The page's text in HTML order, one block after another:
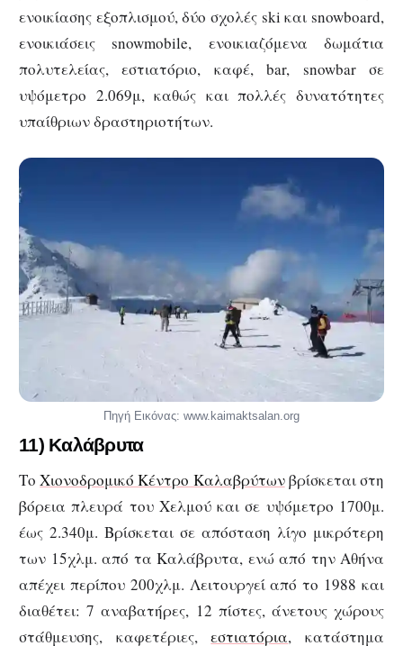
ενοικίασης εξοπλισμού, δύο σχολές ski και snowboard,
ενοικιάσεις snowmobile, ενοικιαζόμενα δωμάτια
πολυτελείας, εστιατόριο, καφέ, bar, snowbar σε
υψόμετρο 2.069μ, καθώς και πολλές δυνατότητες
υπαίθριων δραστηριοτήτων.
Πηγή Εικόνας: www.kaimaktsalan.org
11) Καλάβρυτα
ΤοΧιονοδρομικό Κέντρο Καλαβρύτωνβρίσκεται στη
βόρεια πλευρά του Χελμού και σε υψόμετρο 1700μ.
έως 2.340μ. Βρίσκεται σε απόσταση λίγο μικρότερη
των 15χλμ. από τα Καλάβρυτα, ενώ από την Αθήνα
απέχει περίπου 200χλμ. Λειτουργεί από το 1988 και
διαθέτει: 7 αναβατήρες, 12 πίστες, άνετους χώρους
στάθμευσης, καφετέριες,εστιατόρια, κατάστημα